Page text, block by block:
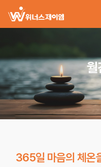
월
365일 마음의 체온